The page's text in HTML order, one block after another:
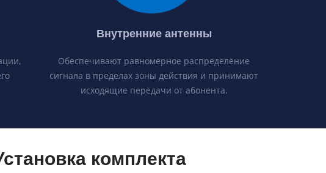
Внутренние антенны
Обеспечивают равномерное распределение
сигнала в пределах зоны действия и принимают
исходящие передачи от абонента.
комплекта